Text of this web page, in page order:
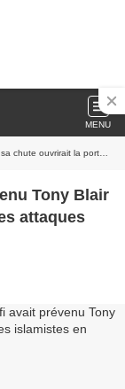
MENU
des attaques islamistes en Europe
Tony Blair
attaques